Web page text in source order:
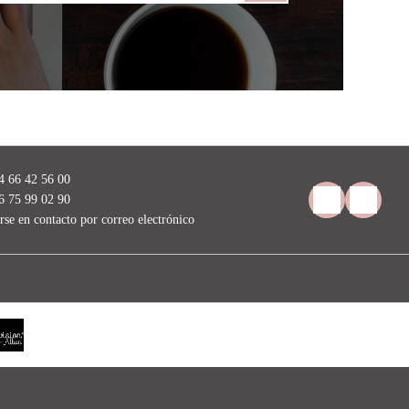
66 42 56 00
75 99 02 90
en contacto por correo electrónico